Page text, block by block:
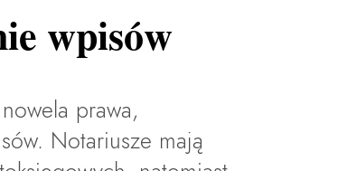
wpisów
prawa,
Notariusze mają